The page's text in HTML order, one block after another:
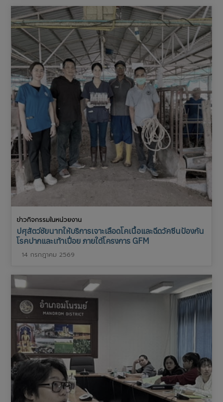
ข่าวกิจกรรมในหน่วยงาน
ปศุสัตว์ชัยนาทให้บริการเจาะเลือดโคเนื้อและฉีดวัคซีนป้องกัน
โรคปากและเท้าเปื่อย ภายใต้โครงการ GFM
14 กรกฎาคม 2569